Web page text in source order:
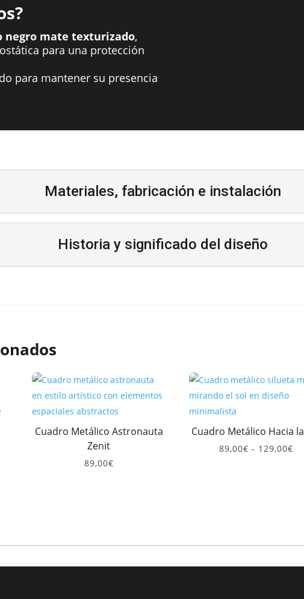
negro mate texturizado,
para una protección
para mantener su presencia
Materiales, fabricación e instalación
Historia y significado del diseño
Cuadro Metálico Astronauta
Zenit
89,00€
Cuadro Metálico Hacia
89,00€ - 129,00€